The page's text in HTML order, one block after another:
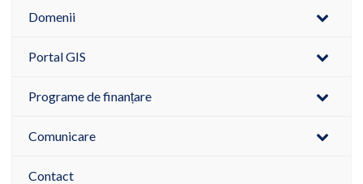
Domenii
Portal GIS
Programe de finanțare
Comunicare
Contact